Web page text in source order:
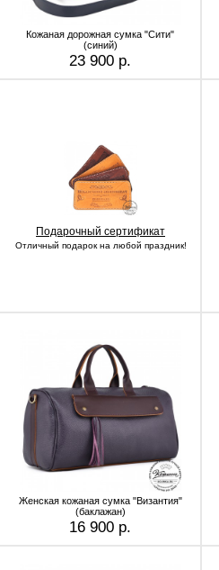
Кожаная дорожная сумка "Сити"
(синий)
23 900 р.
Подарочный сертификат
Отличный подарок на любой праздник!
Женская кожаная сумка "Византия"
(баклажан)
16 900 р.